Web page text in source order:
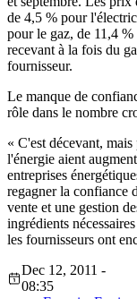
de 4,5 % pour
pour le gaz, de 11,4
recevant à la fois du
fournisseur.
Le manque de
rôle dans le nombre
« C'est décevant,
l'énergie aient
entreprises
regagner la confiance
vente et une gestion
ingrédients
les fournisseurs ont
Dec 12, 2011 -
08:35